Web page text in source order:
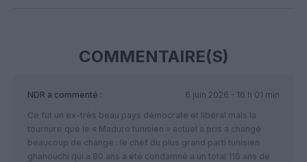
COMMENTAIRE(S)
NDR a commenté :
6 juin 2026 - 16 h 01 min
Ce fut un ex-très beau pays démocrate et libéral mais la
tournure que le « Maduro tunisien » actuel a pris a changé
beaucoup de change : le chef du plus grand parti tunisien
ghanouchi qui a 80 ans a été condamné a un total 116 ans de